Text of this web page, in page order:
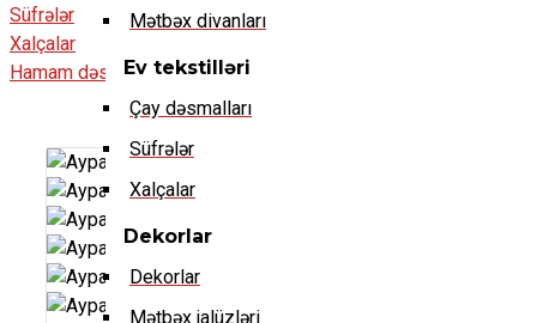
Mətbəx divanları
Ev tekstilləri
Çay dəsmalları
Süfrələr
Xalçalar
Dekorlar
Dekorlar
Mətbəx jalüzləri
Süfrələr
Xalçalar
Hamam dəstləri